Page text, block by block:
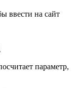
ввести на сайт
параметр,